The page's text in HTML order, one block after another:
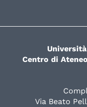
Centro di
Via Beato